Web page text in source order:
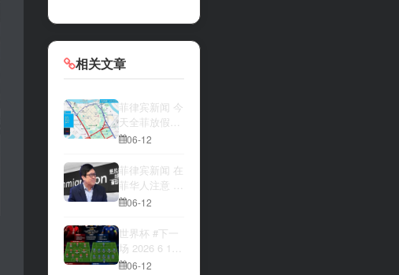
相关文章
菲律宾新闻 今
天全菲放假‼️
马尼拉多地封
06-12
菲律宾新闻 在
菲华人注意 近
期出现假冒移
上门敲诈案
件，已有多人
举报中招
06-12
世界杯 #下一
场 2026 6 12
15:00整 加拿
06-12